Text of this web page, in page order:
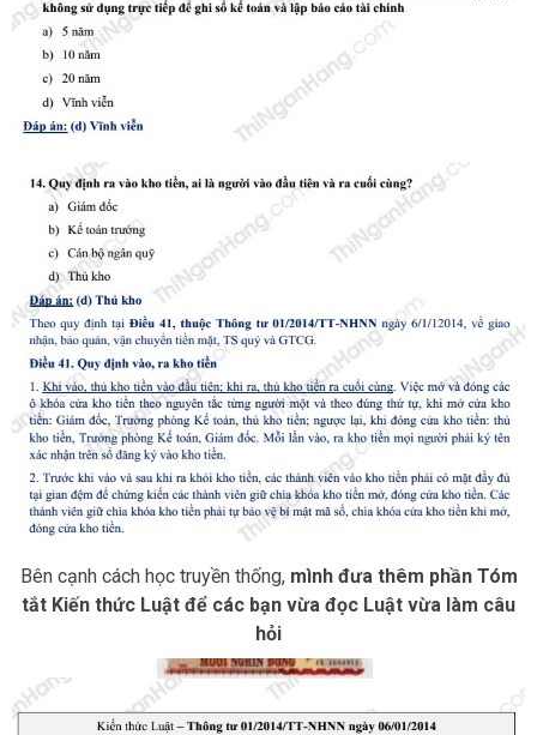
Bên cạnh cách học truyền thống, mình đưa thêm phần Tóm
tắt Kiến thức Luật để các bạn vừa đọc Luật vừa làm câu
hỏi